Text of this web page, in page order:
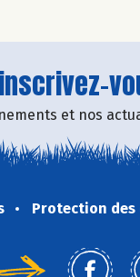
et nos
Protection des